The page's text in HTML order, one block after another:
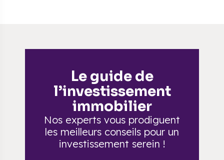
Le guide de
l’investissement
immobilier
Nos experts vous prodiguent
les meilleurs conseils pour un
investissement serein !